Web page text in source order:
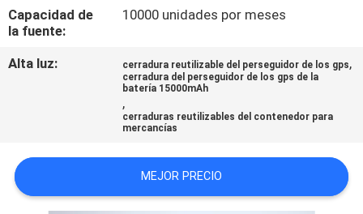
EN
CONTACTO
CON
CITA
Capacidad de
la fuente:
10000 unidades por meses
Alta luz: cerradura reutilizable del perseguidor de los gps,
cerradura del perseguidor de los gps de la
batería 15000mAh
,
cerraduras reutilizables del contenedor para
mercancías
MEJOR PRECIO